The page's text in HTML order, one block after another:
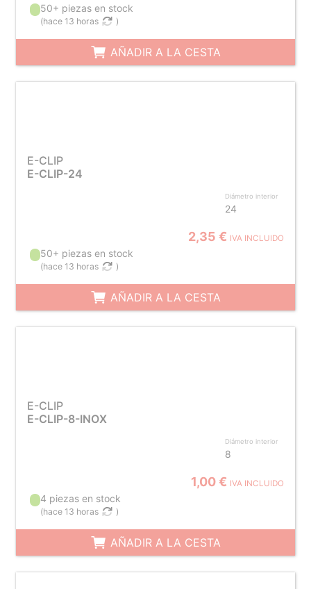
50+ piezas en stock
(hace 13 horas )
AÑADIR A LA CESTA
E-CLIP
E-CLIP-24
Diámetro interior
24
2,35 € IVA INCLUIDO
50+ piezas en stock
(hace 13 horas )
AÑADIR A LA CESTA
E-CLIP
E-CLIP-8-INOX
Diámetro interior
8
1,00 € IVA INCLUIDO
4 piezas en stock
(hace 13 horas )
AÑADIR A LA CESTA